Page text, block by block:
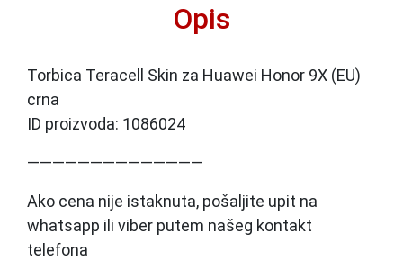
Opis
Torbica Teracell Skin za Huawei Honor 9X (EU)
crna
ID proizvoda: 1086024
——————————————
Ako cena nije istaknuta, pošaljite upit na
whatsapp ili viber putem našeg kontakt
telefona